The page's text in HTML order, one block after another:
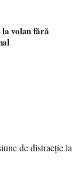
volan fără